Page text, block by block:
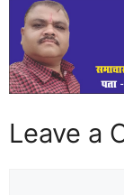
Leave a